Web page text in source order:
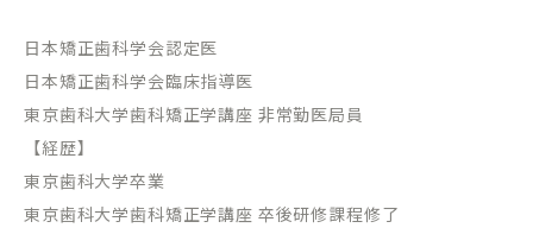
日本矯正歯科学会認定医
日本矯正歯科学会臨床指導医
東京歯科大学歯科矯正学講座 非常勤医局員
【経歴】
東京歯科大学卒業
東京歯科大学歯科矯正学講座 卒後研修課程修了